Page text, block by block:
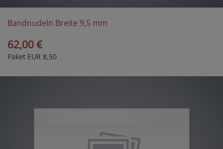
Bandnudeln Breite 9,5 mm
62,00 €
Paket EUR 8,50